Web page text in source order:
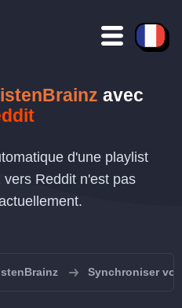
avec
d'une playlist
Reddit n'est pas
Synchroniser